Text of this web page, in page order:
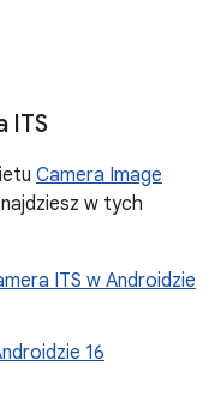
ITS
Camera Image
w tych
ITS w Androidzie
16